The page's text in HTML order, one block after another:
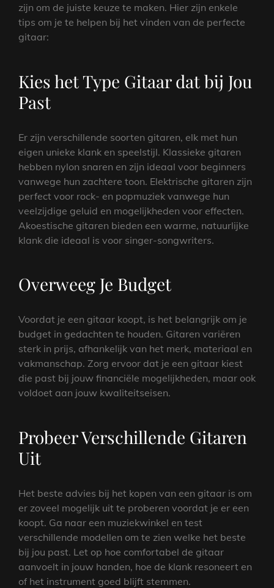
zijn om de juiste keuze te maken. Hier zijn enkele
tips om je te helpen bij het vinden van de perfecte
gitaar:
Kies het Type Gitaar dat bij Jou
Past
Er zijn verschillende soorten gitaren, elk met hun
eigen unieke klank en speelstijl. Klassieke gitaren
hebben nylon snaren en zijn ideaal voor beginners
vanwege hun zachtere toon. Elektrische gitaren zijn
perfect voor rock- en popmuziek vanwege hun
veelzijdige geluid en mogelijkheden voor effecten.
Akoestische gitaren bieden een warme, natuurlijke
klank die ideaal is voor singer-songwriters.
Overweeg Je Budget
Voordat je een gitaar koopt, is het belangrijk om je
budget in gedachten te houden. Gitaren variëren
sterk in prijs, afhankelijk van het merk, materiaal en
vakmanschap. Zorg ervoor dat je een gitaar kiest
die past bij jouw financiële mogelijkheden, maar ook
voldoet aan jouw kwaliteitseisen.
Probeer Verschillende Gitaren
Uit
Het beste advies bij het kopen van een gitaar is om
er zoveel mogelijk uit te proberen voordat je er een
koopt. Ga naar een muziekwinkel en test
verschillende modellen om te zien welke het beste
bij jou past. Let op hoe comfortabel de gitaar
aanvoelt in jouw handen, hoe de klank resoneert en
of het instrument goed blijft stemmen.